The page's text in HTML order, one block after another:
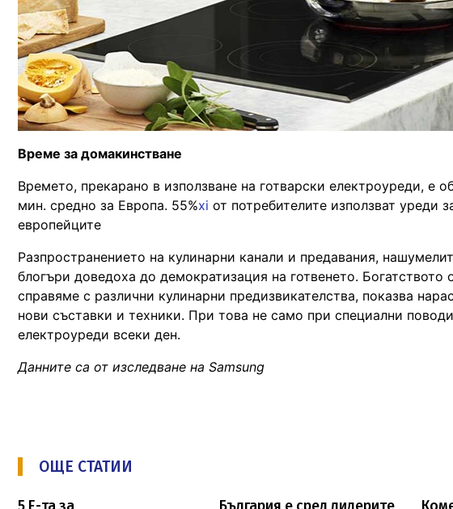
Време за домакинстване
Времето, прекарано в използване на готварски електроуреди, е
мин. средно за Европа. 55%xi от потребителите използват уреди
европейците
Разпространението на кулинарни канали и предавания,
блогъри доведоха до демократизация на готвенето.
справяме с различни кулинарни предизвикателства, показва
нови съставки и техники. При това не само при специални
електроуреди всеки ден.
Данните са от изследване на Samsung
ОЩЕ СТАТИИ